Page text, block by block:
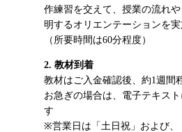
作練習を交えて、授業の流れ
明するオリエンテーションを実
（所要時間は60分程度）
2. 教材到着
教材はご入金確認後、約1週間
お急ぎの場合は、電子テキス
す
※営業日は「土日祝」および